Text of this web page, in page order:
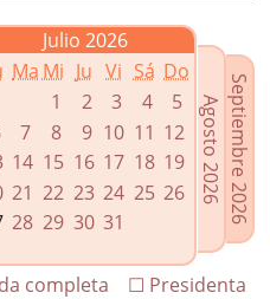
gobierno
Julio 2026
Ma Mi Ju Vi Sá Do
1
2 3 4
5
7 8 9 10 11 12
14 15 16 17 18 19
21 22 23 24 25 26
28 29 30 31 Septiembre 2026
Agosto 2026
☐ Presidenta
completa